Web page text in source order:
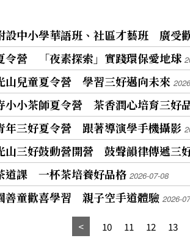
設中小學華語班、社區才藝班 廣受
令營 「夜素探索」實踐環保愛地球
山兒童夏令營 學習三好邁向未來
小小茶師夏令營 茶香潤心培育三好
年三好夏令營 跟著導演學手機攝影
山三好鼓動營開營 鼓聲韻律傳遞三
道課 一杯茶培養好品格 2026-07-08
善童歡喜學習 親子空手道體驗 2026-
10 11 12 13